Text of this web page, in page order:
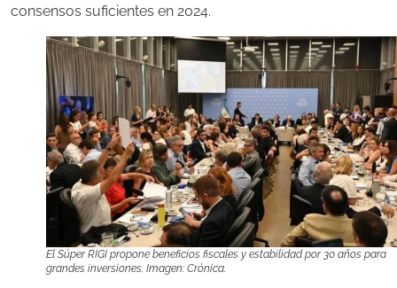
consensos suficientes en 2024.
El Súper RIGI propone beneficios fiscales y estabilidad por 30 años para
grandes inversiones. Imagen: Crónica.